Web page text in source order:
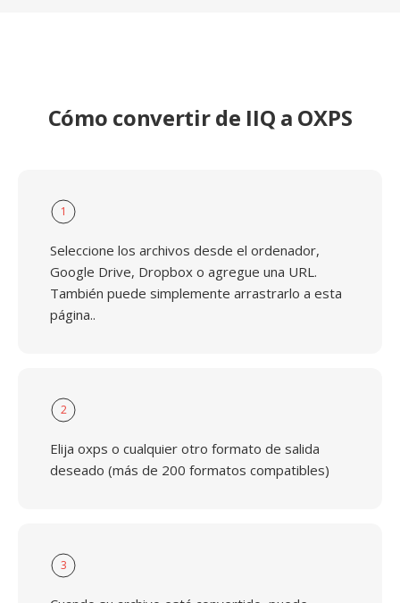
Cómo convertir de IIQ a OXPS
1
Seleccione los archivos desde el ordenador,
Google Drive, Dropbox o agregue una URL.
También puede simplemente arrastrarlo a esta
página..
2
Elija oxps o cualquier otro formato de salida
deseado (más de 200 formatos compatibles)
3